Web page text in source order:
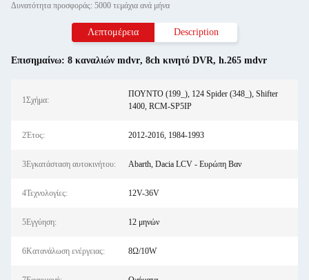
Δυνατότητα προσφοράς: 5000 τεμάχια ανά μήνα
Λεπτομέρεια Description
Επισημαίνω: 8 καναλιών mdvr, 8ch κινητό DVR, h.265 mdvr
1Σχήμα:
ΠΟΥΝΤΟ (199_), 124 Spider (348_), Shifter
1400, RCM-SP5IP
2Έτος: 2012-2016, 1984-1993
3Εγκατάσταση αυτοκινήτου: Abarth, Dacia LCV - Ευρώπη Βαν
4Τεχνολογίες: 12V-36V
5Εγγύηση: 12 μηνών
6Κατανάλωση ενέργειας: 8Ω/10W